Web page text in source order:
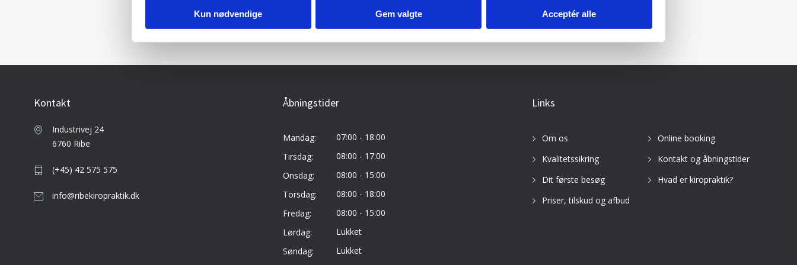
Kun nødvendige Gem valgte Acceptér alle
Kontakt
Industrivej 24
6760 Ribe
(+45) 42 575 575
info@ribekiropraktik.dk
Åbningstider
Mandag:
07:00 - 18:00
Tirsdag:
08:00 - 17:00
Onsdag:
08:00 - 15:00
Torsdag:
08:00 - 18:00
Fredag:
08:00 - 15:00
Lørdag:
Lukket
Søndag:
Lukket
Links
Om os
Online booking
Kvalitetssikring
Kontakt og åbningstider
Dit første besøg
Hvad er kiropraktik?
Priser, tilskud og afbud